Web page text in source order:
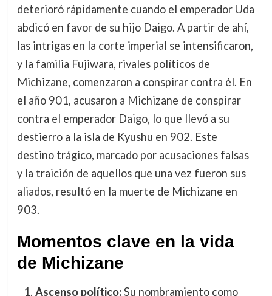
deterioró rápidamente cuando el emperador Uda
abdicó en favor de su hijo Daigo. A partir de ahí,
las intrigas en la corte imperial se intensificaron,
y la familia Fujiwara, rivales políticos de
Michizane, comenzaron a conspirar contra él. En
el año 901, acusaron a Michizane de conspirar
contra el emperador Daigo, lo que llevó a su
destierro a la isla de Kyushu en 902. Este
destino trágico, marcado por acusaciones falsas
y la traición de aquellos que una vez fueron sus
aliados, resultó en la muerte de Michizane en
903.
Momentos clave en la vida
de Michizane
Ascenso político:Su nombramiento como